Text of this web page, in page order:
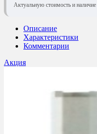
Актуальную стоимость и
Описание
Характеристики
Комментарии
Акция